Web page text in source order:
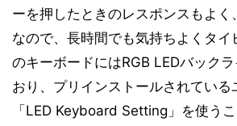
ーを押したときのレスポンスもよく
なので、長時間でも気持ちよくタイ
のキーボードにはRGB LEDバック
おり、プリインストールされている
「LED Keyboard Setting」を使う